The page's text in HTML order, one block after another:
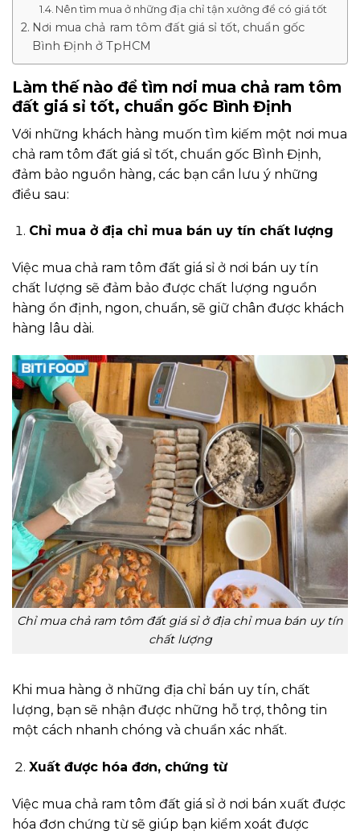
Nên tìm mua ở những địa chỉ tận xưởng để có giá tốt
Nơi mua chả ram tôm đất giá sỉ tốt, chuẩn gốc
Bình Định ở TpHCM
Làm thế nào để tìm nơi mua chả ram tôm
đất giá sỉ tốt, chuẩn gốc Bình Định
Với những khách hàng muốn tìm kiếm một nơi mua
chả ram tôm đất giá sỉ tốt, chuẩn gốc Bình Định,
đảm bảo nguồn hàng, các bạn cần lưu ý những
điều sau:
Chỉ mua ở địa chỉ mua bán uy tín chất lượng
Việc mua chả ram tôm đất giá sỉ ở nơi bán uy tín
chất lượng sẽ đảm bảo được chất lượng nguồn
hàng ổn định, ngon, chuẩn, sẽ giữ chân được khách
hàng lâu dài.
Chỉ mua chả ram tôm đất giá sỉ ở địa chỉ mua bán uy tín
chất lượng
Khi mua hàng ở những địa chỉ bán uy tín, chất
lượng, bạn sẽ nhận được những hỗ trợ, thông tin
một cách nhanh chóng và chuẩn xác nhất.
Xuất được hóa đơn, chứng từ
Việc mua chả ram tôm đất giá sỉ ở nơi bán xuất được
hóa đơn chứng từ sẽ giúp bạn kiểm xoát được